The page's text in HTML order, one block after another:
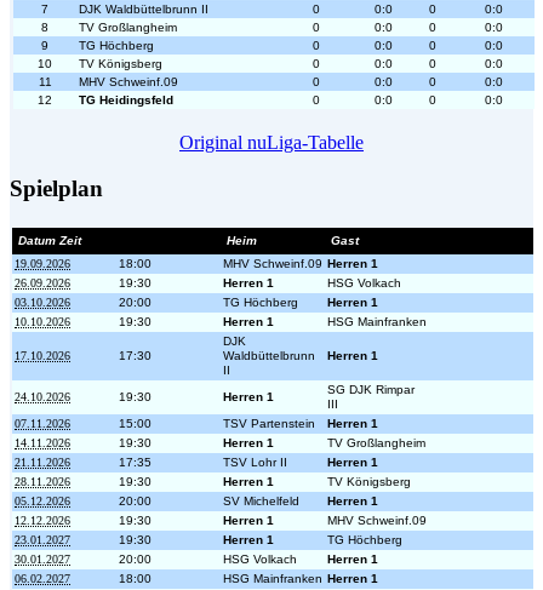
7
DJK Waldbüttelbrunn II 0 0:0 0
0:0
8
TV Großlangheim 0 0:0 0
0:0
9
TG Höchberg 0 0:0 0
0:0
10
TV Königsberg 0 0:0 0
0:0
11
MHV Schweinf.09 0 0:0 0
0:0
12
TG Heidingsfeld 0 0:0 0 0:0
Original nuLiga-Tabelle
Spielplan
Datum Zeit Heim
Gast
19.09.2026
18:00 MHV Schweinf.09 Herren 1
26.09.2026
19:30 Herren 1
HSG Volkach
03.10.2026
20:00 TG Höchberg
Herren 1
10.10.2026
19:30 Herren 1 HSG Mainfranken
17.10.2026 17:30
DJK
Waldbüttelbrunn
II
Herren 1
24.10.2026 19:30 Herren 1
SG DJK Rimpar
III
07.11.2026
15:00 TSV Partenstein
Herren 1
14.11.2026
19:30 Herren 1
TV Großlangheim
21.11.2026
17:35 TSV Lohr II
Herren 1
28.11.2026
19:30 Herren 1
TV Königsberg
05.12.2026
20:00 SV Michelfeld
Herren 1
12.12.2026
19:30 Herren 1
MHV Schweinf.09
23.01.2027
19:30 Herren 1
TG Höchberg
30.01.2027
20:00 HSG Volkach
Herren 1
06.02.2027
18:00 HSG Mainfranken Herren 1